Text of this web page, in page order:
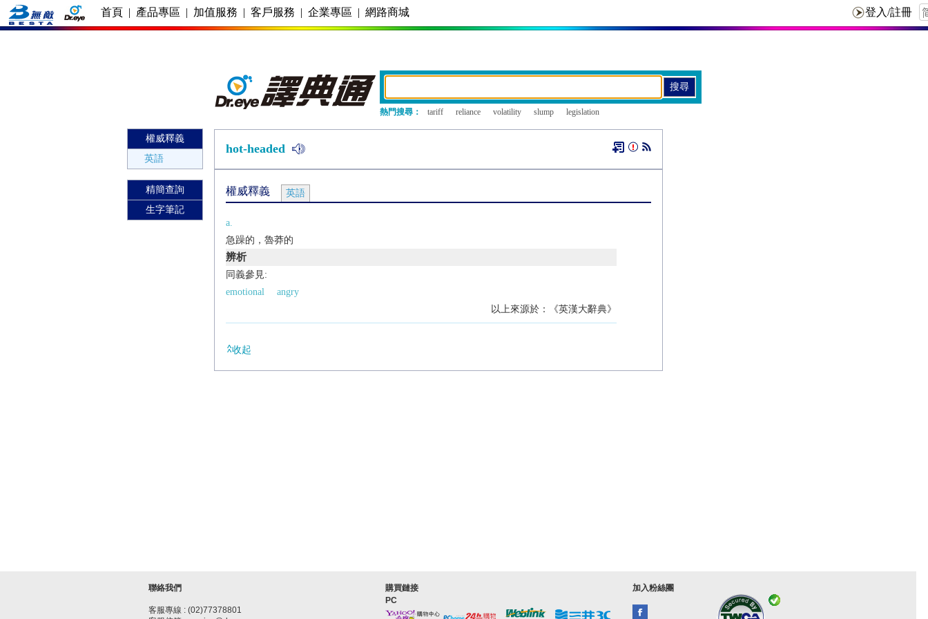
首頁 | 產品專區 | 加值服務 | 客戶服務 | 企業專區 | 網路商城
熱門搜尋： tariff reliance volatility slump legislation
權威釋義
英語
精簡查詢
生字筆記
hot-headed
權威釋義 英語
a.
急躁的，魯莽的
辨析
同義參見:
emotional
angry
以上來源於：《英漢大辭典》
收起
聯絡我們
客服專線 : (02)77378801
購買鏈接
PC
加入粉絲團